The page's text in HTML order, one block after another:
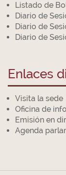
Listado de
Diario de
Diario de
Diario de
Enlaces
Visita la sede
Oficina de
Emisión en
Agenda